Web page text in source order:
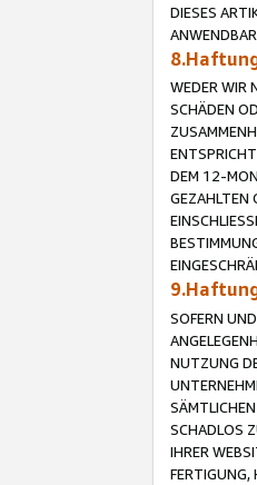
DIESES
WEDER WIR
SCHÄDEN
DEM 12-
GEZAHLTEN
SOFERN
NUTZUNG
SCHADLOS
IHRER
FERTIGUNG,